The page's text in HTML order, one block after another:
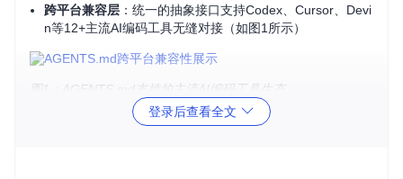
跨平台兼容层 ：统一的抽象接口支持Codex、Cursor、Devi
n等12+主流AI编码工具无缝对接（如图1所示）
图1：AGENTS.md支持的主流AI编码工具生态
价值呈现：低代码配置与跨平台兼容的双重优势
登录后查看全文